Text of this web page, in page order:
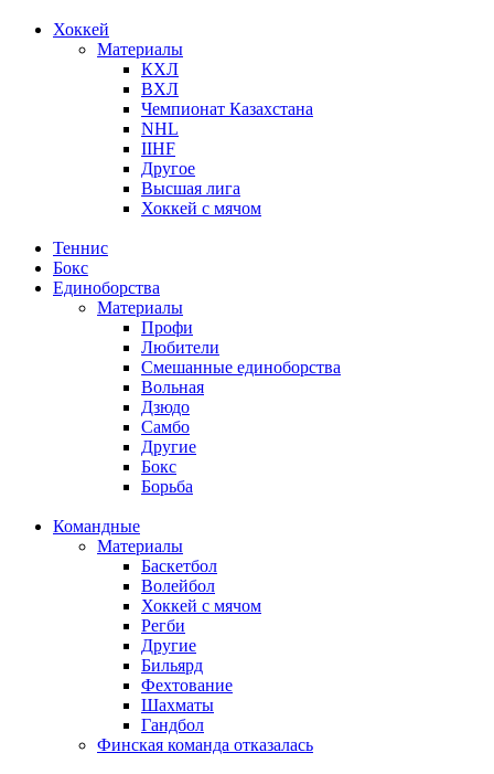
Хоккей
Материалы
КХЛ
ВХЛ
Чемпионат Казахстана
NHL
IIHF
Другое
Высшая лига
Хоккей с мячом
Теннис
Бокс
Единоборства
Материалы
Профи
Любители
Смешанные единоборства
Вольная
Дзюдо
Самбо
Другие
Бокс
Борьба
Командные
Материалы
Баскетбол
Волейбол
Хоккей с мячом
Регби
Другие
Бильярд
Фехтование
Шахматы
Гандбол
Финская команда отказалась